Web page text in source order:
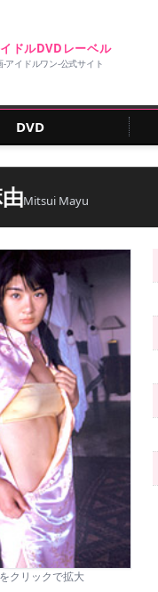
ドルDVDレーベル
アイドルワン‐公式サイト
DVD
Mitsui Mayu
クリックで拡大